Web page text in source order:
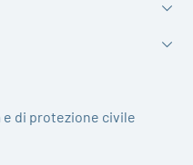
e di protezione civile